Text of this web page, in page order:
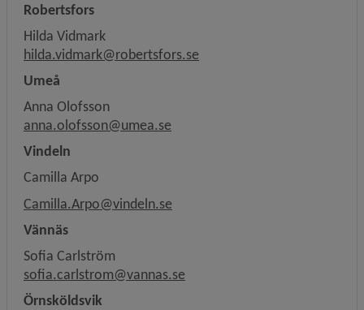
Robertsfors
Hilda Vidmark
hilda.vidmark@robertsfors.se
Umeå
Anna Olofsson
anna.olofsson@umea.se
Vindeln
Camilla Arpo
Camilla.Arpo@vindeln.se
Vännäs
Sofia Carlström
sofia.carlstrom@vannas.se
Örnsköldsvik